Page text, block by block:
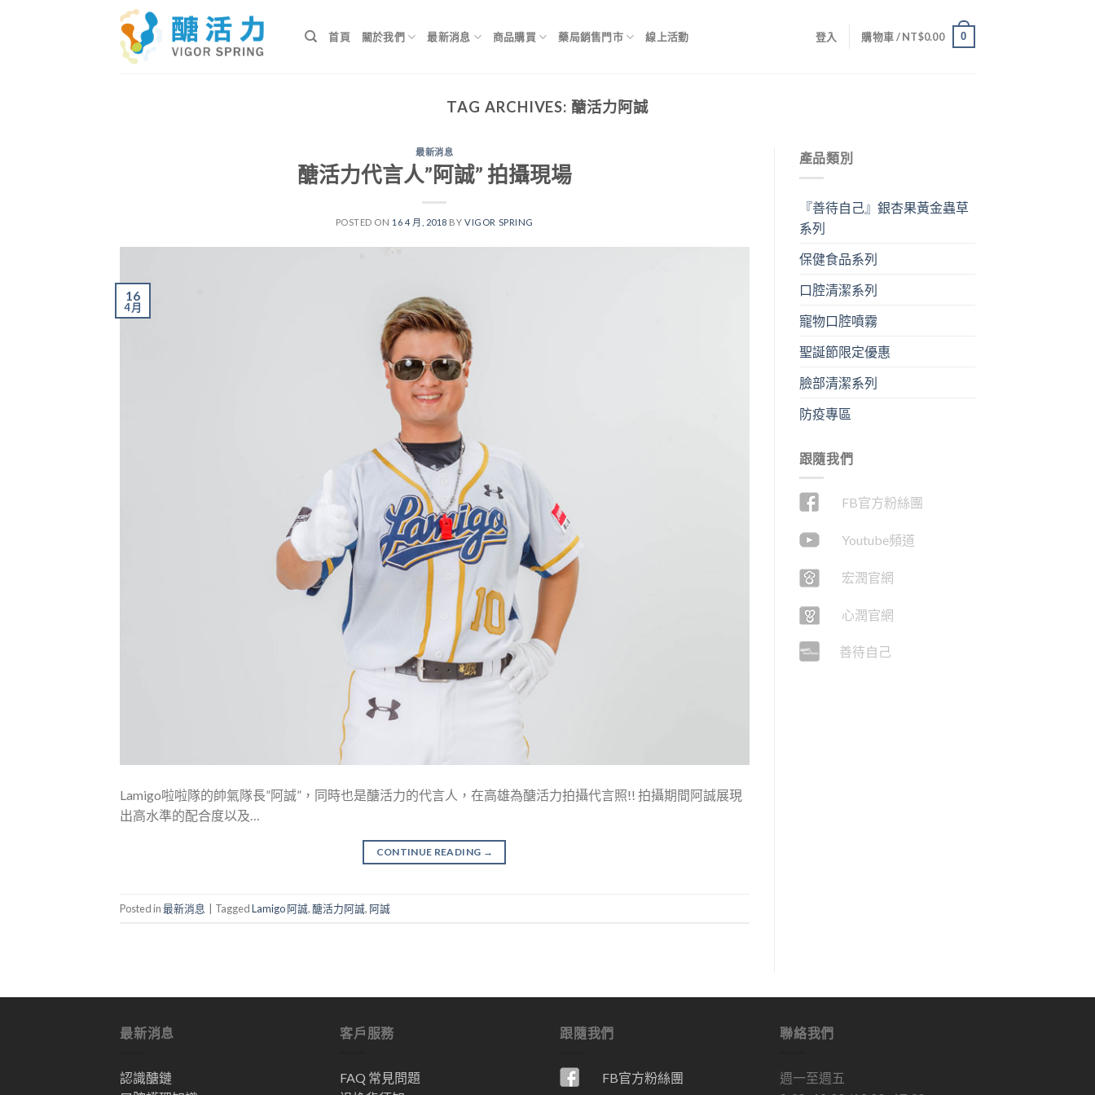
首頁 關於我們 最新消息 商品購買 藥局銷售門市 線上活動 登入 購物車 /NT$0.00 0
TAG ARCHIVES: 醣活力阿誠
最新消息
醣活力代言人”阿誠” 拍攝現場
POSTED ON 16 4 月, 2018 BYVIGOR SPRING
16
4 月
Lamigo啦啦隊的帥氣隊長”阿誠”，同時也是醣活力的代言人，在高雄為醣活力拍攝代言照!! 拍攝期間阿誠展現
出高水準的配合度以及…
CONTINUE READING →
Posted in最新消息 | TaggedLamigo 阿誠,醣活力阿誠, 阿誠
產品類別
『善待自己』銀杏果黃金蟲草
系列
保健食品系列
口腔清潔系列
寵物口腔噴霧
聖誕節限定優惠
臉部清潔系列
防疫專區
跟隨我們
FB官方粉絲團
Youtube頻道
宏潤官網
心潤官網
善待自己
最新消息
認識醣鏈
客戶服務
FAQ 常見問題
跟隨我們
FB官方粉絲團
聯絡我們
週一至週五